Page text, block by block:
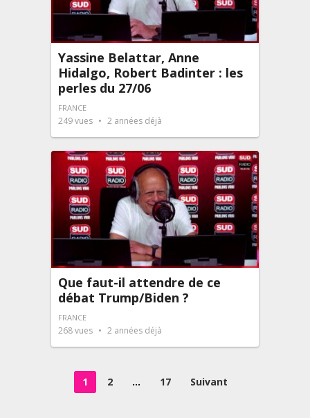
Yassine Belattar, Anne
Hidalgo, Robert Badinter : les
perles du 27/06
FRANCE
249vues 2 années déjà
Que faut-il attendre de ce
débat Trump/Biden ?
FRANCE
268vues 2 années déjà
1 2 … 17 Suivant